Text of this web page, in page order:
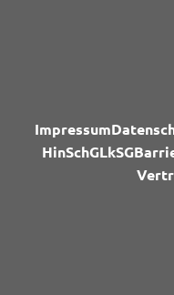
Impressum
HinSchGLkSG